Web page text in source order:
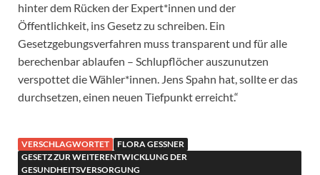
hinter dem Rücken der Expert*innen und der
Öffentlichkeit, ins Gesetz zu schreiben. Ein
Gesetzgebungsverfahren muss transparent und für alle
berechenbar ablaufen – Schlupflöcher auszunutzen
verspottet die Wähler*innen. Jens Spahn hat, sollte er das
durchsetzen, einen neuen Tiefpunkt erreicht.“
VERSCHLAGWORTET
FLORA GESSNER
GESETZ ZUR WEITERENTWICKLUNG DER
GESUNDHEITSVERSORGUNG